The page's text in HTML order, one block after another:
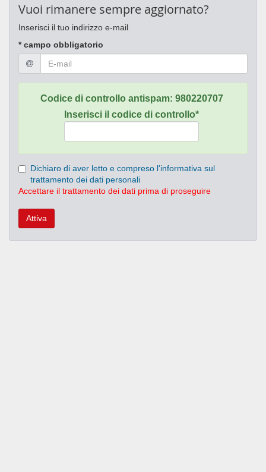
Vuoi rimanere sempre aggiornato?
Inserisci il tuo indirizzo e-mail
* campo obbligatorio
Codice di controllo antispam: 980220707
Inserisci il codice di controllo*
Dichiaro di aver letto e compreso l'informativa sul
trattamento dei dati personali
Accettare il trattamento dei dati prima di proseguire
Attiva